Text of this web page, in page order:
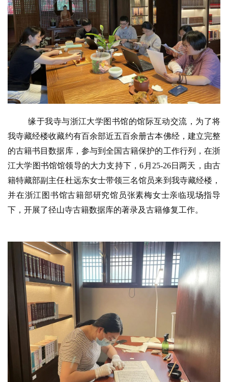
缘于我寺与浙江大学图书馆的馆际互动交流，为了将
我寺藏经楼收藏约有百余部近五百余册古本佛经，建立完整
的古籍书目数据库，参与到全国古籍保护的工作行列，在浙
江大学图书馆馆领导的大力支持下，6月25-26日两天，由古
籍特藏部副主任杜远东女士带领三名馆员来到我寺藏经楼，
并在浙江图书馆古籍部研究馆员张素梅女士亲临现场指导
下，开展了径山寺古籍数据库的著录及古籍修复工作。